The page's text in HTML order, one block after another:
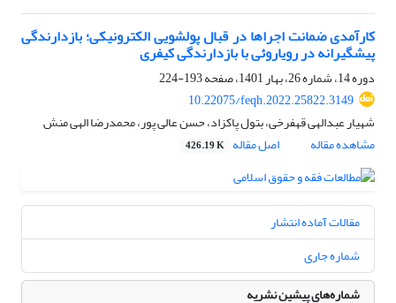
کارآمدی ضمانت اجراها در قبال پولشویی الکترونیکی؛ بازدارندگی
پیشگیرانه در رویاروئی با بازدارندگی کیفری
دوره 14، شماره 26، بهار 1401، صفحه
193-224
10.22075/feqh.2022.25822.3149
شهیار عبدالهی قهفرخی، بتول پاکزاد، حسن عالی پور، محمدرضا الهی منش
مشاهده مقاله
اصل مقاله 426.19 K
مقالات آماده انتشار
شماره جاری
شماره‌های پیشین نشریه